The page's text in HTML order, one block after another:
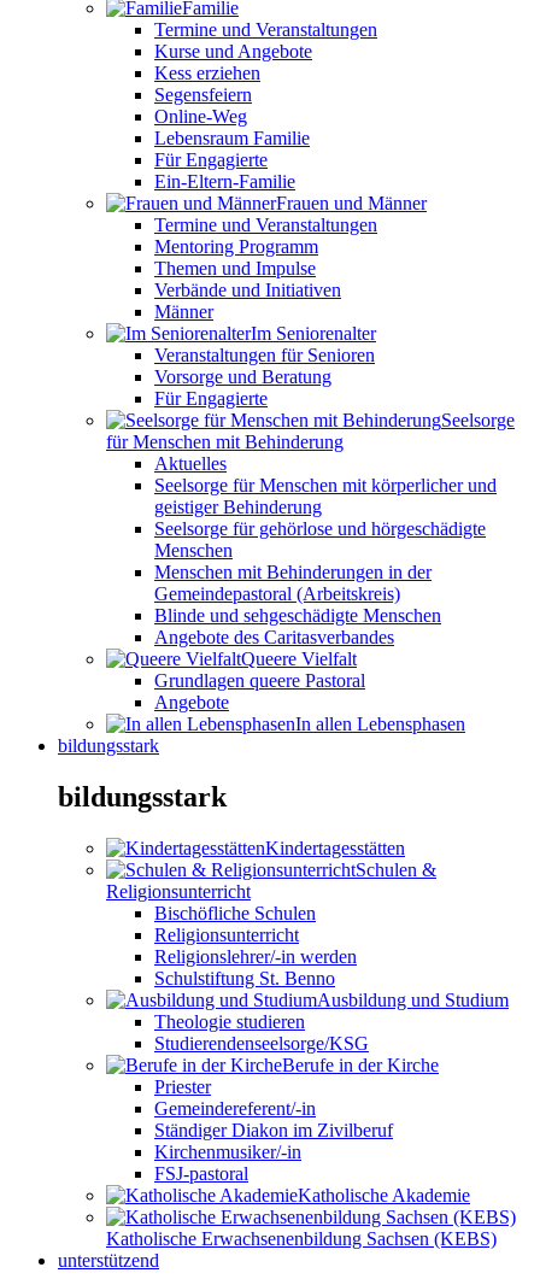
Familie
Termine und Veranstaltungen
Kurse und Angebote
Kess erziehen
Segensfeiern
Online-Weg
Lebensraum Familie
Für Engagierte
Ein-Eltern-Familie
Frauen und Männer
Termine und Veranstaltungen
Mentoring Programm
Themen und Impulse
Verbände und Initiativen
Männer
Im Seniorenalter
Veranstaltungen für Senioren
Vorsorge und Beratung
Für Engagierte
Seelsorge
für Menschen mit Behinderung
Aktuelles
Seelsorge für Menschen mit körperlicher und
geistiger Behinderung
Seelsorge für gehörlose und hörgeschädigte
Menschen
Menschen mit Behinderungen in der
Gemeindepastoral (Arbeitskreis)
Blinde und sehgeschädigte Menschen
Angebote des Caritasverbandes
Queere Vielfalt
Grundlagen queere Pastoral
Angebote
In allen Lebensphasen
bildungsstark
bildungsstark
Kindertagesstätten
Schulen &
Religionsunterricht
Bischöfliche Schulen
Religionsunterricht
Religionslehrer/-in werden
Schulstiftung St. Benno
Ausbildung und Studium
Theologie studieren
Studierendenseelsorge/KSG
Berufe in der Kirche
Priester
Gemeindereferent/-in
Ständiger Diakon im Zivilberuf
Kirchenmusiker/-in
FSJ-pastoral
Katholische Akademie
Katholische Erwachsenenbildung Sachsen (KEBS)
unterstützend